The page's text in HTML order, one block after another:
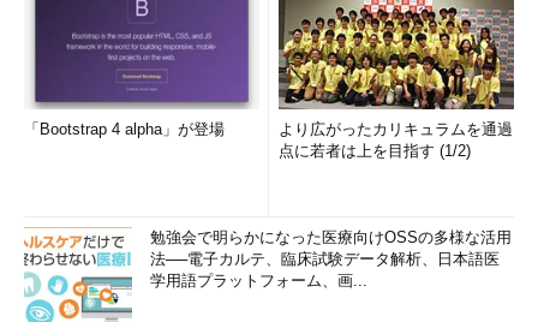
「Bootstrap 4 alpha」が登場
より広がったカリキュラムを通過
点に若者は上を目指す (1/2)
勉強会で明らかになった医療向けOSSの多様な活用
法──電子カルテ、臨床試験データ解析、日本語医
学用語プラットフォーム、画...